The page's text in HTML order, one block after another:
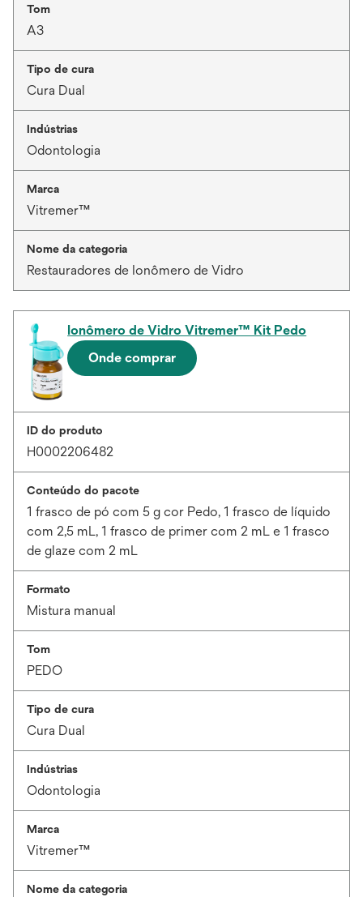
Tom
A3
Tipo de cura
Cura Dual
Indústrias
Odontologia
Marca
Vitremer™
Nome da categoria
Restauradores de Ionômero de Vidro
Ionômero de Vidro Vitremer™ Kit Pedo
Onde comprar
ID do produto
H0002206482
Conteúdo do pacote
1 frasco de pó com 5 g cor Pedo, 1 frasco de líquido
com 2,5 mL, 1 frasco de primer com 2 mL e 1 frasco
de glaze com 2 mL
Formato
Mistura manual
Tom
PEDO
Tipo de cura
Cura Dual
Indústrias
Odontologia
Marca
Vitremer™
Nome da categoria